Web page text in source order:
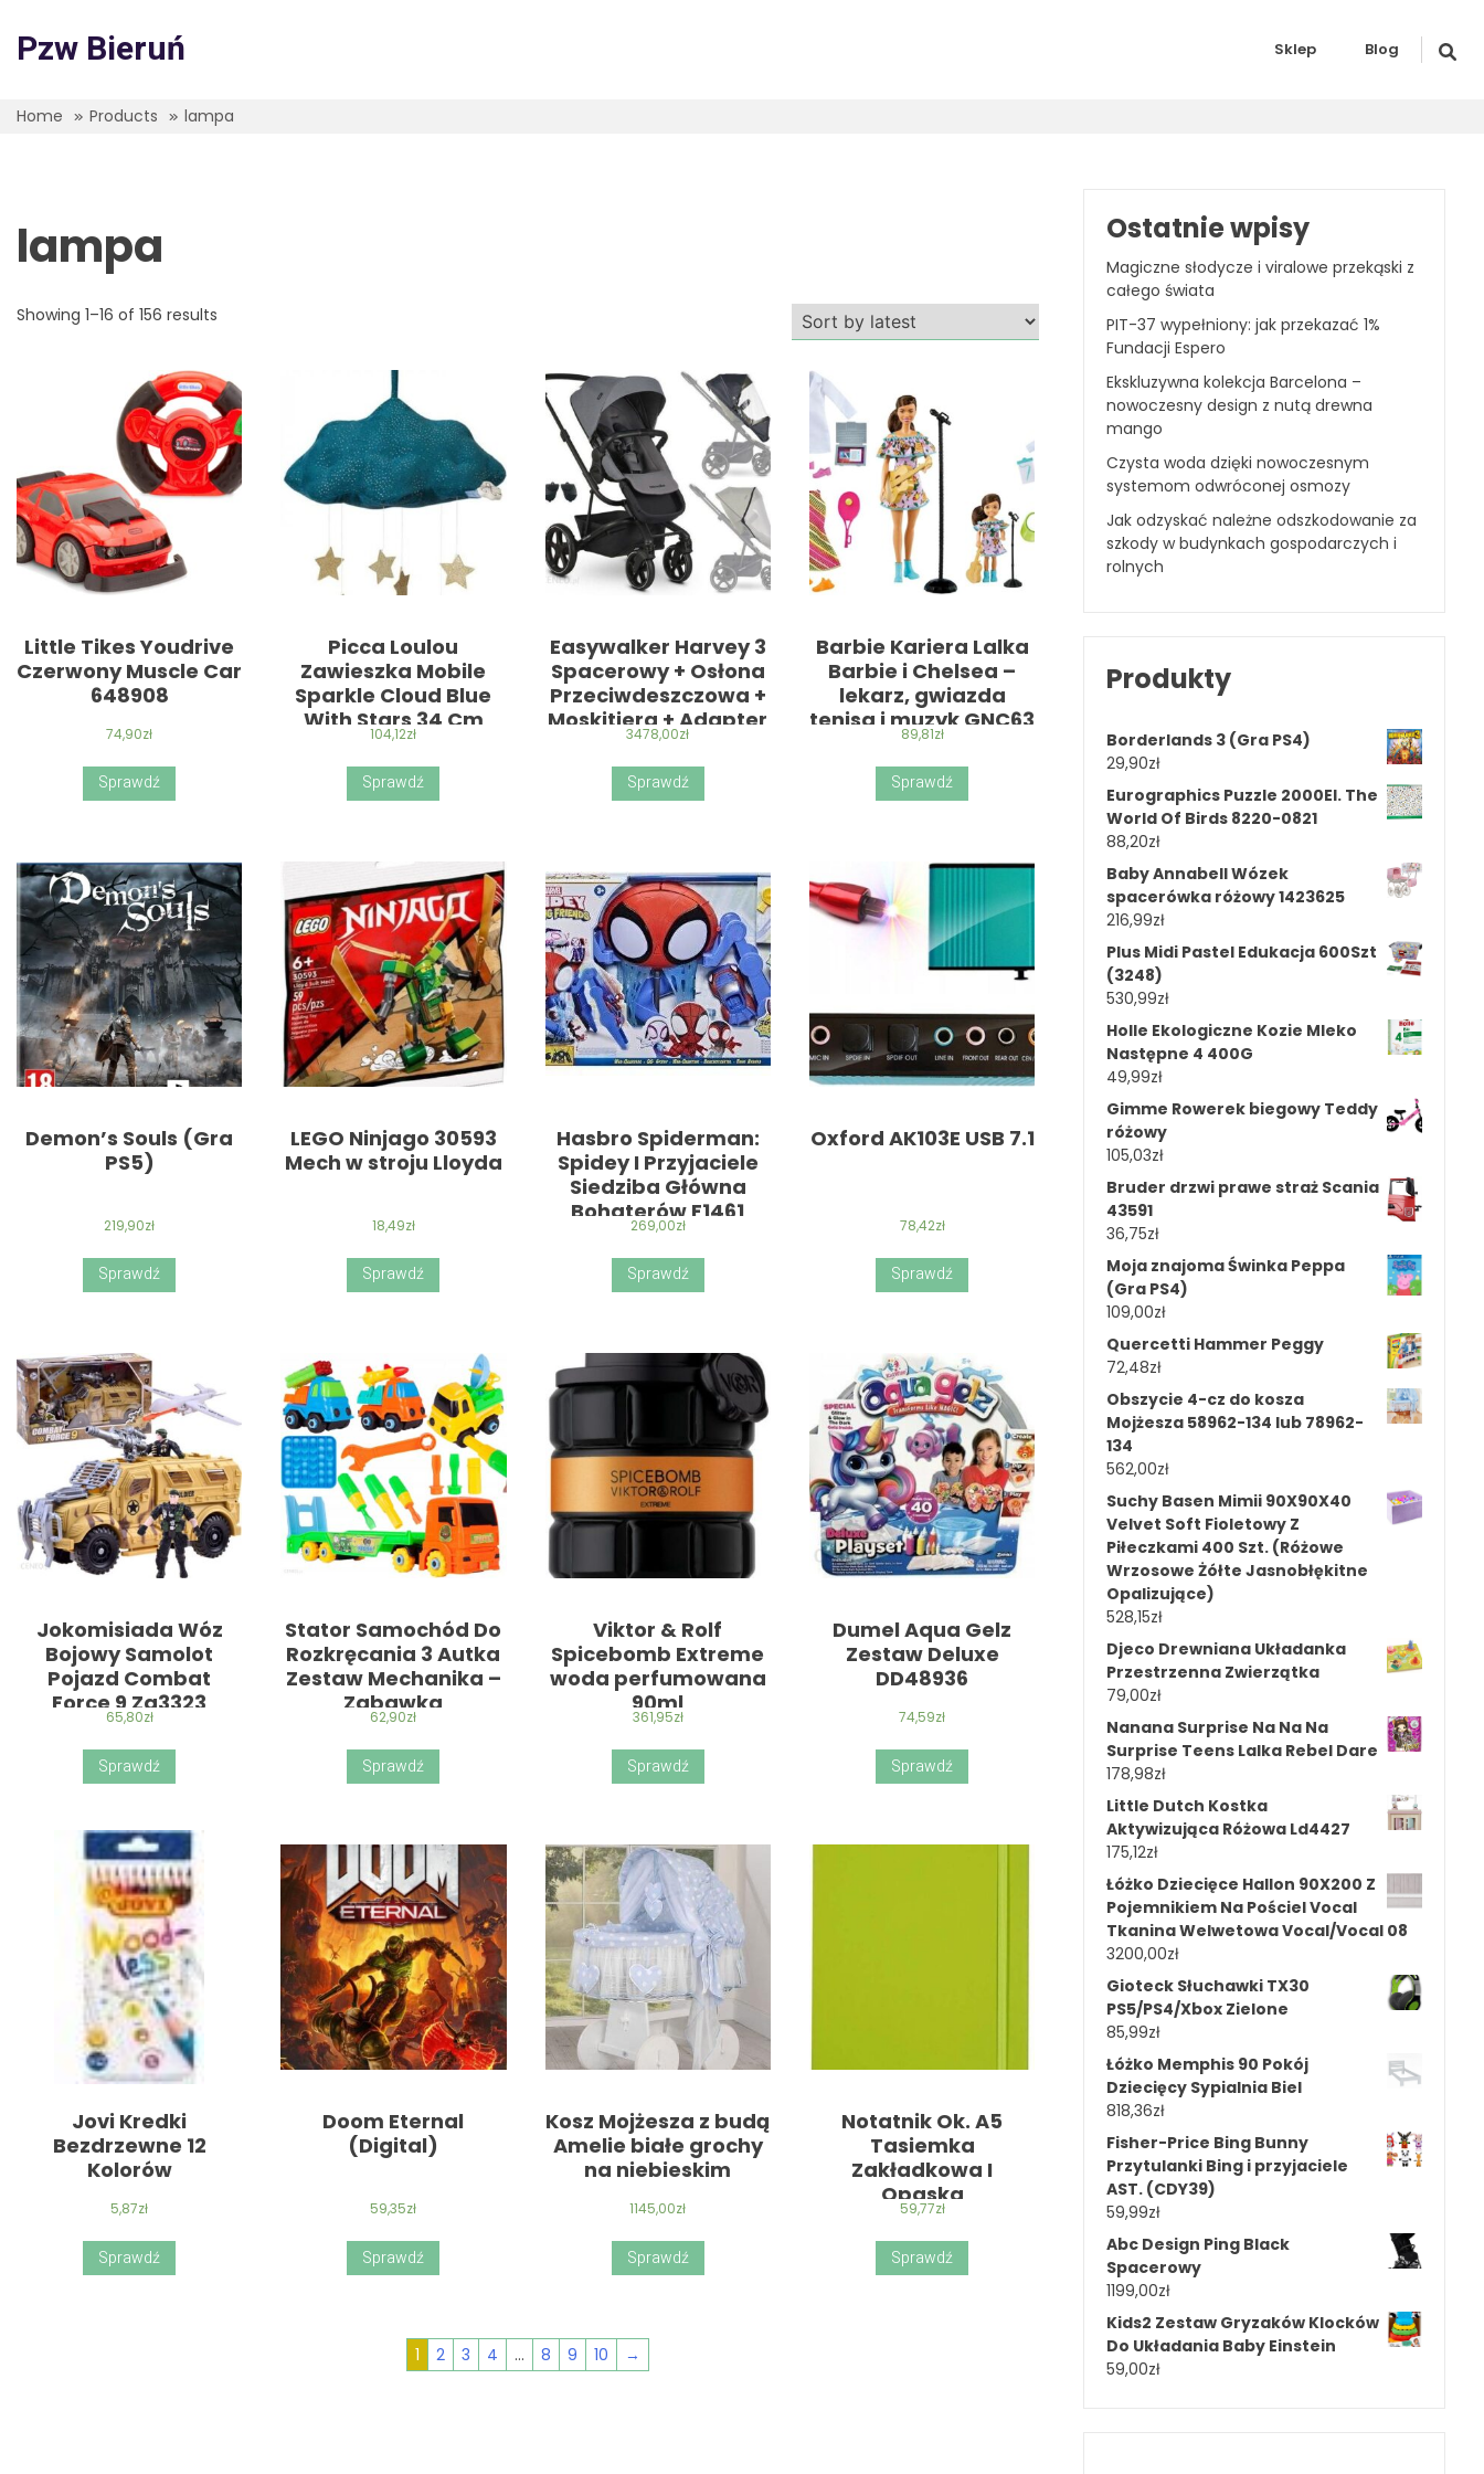
content
Pzw Bieruń Sklep Blog
Home Products lampa
lampa
Showing 1–16 of 156 results
Little Tikes Youdrive
Czerwony Muscle Car
648908
74,90zł
Sprawdź
Picca Loulou
Zawieszka Mobile
Sparkle Cloud Blue
With Stars 34 Cm
104,12zł
Sprawdź
Easywalker Harvey 3
Spacerowy + Osłona
Przeciwdeszczowa +
Moskitiera + Adapter
3478,00zł
Sprawdź
Barbie Kariera Lalka
Barbie i Chelsea –
lekarz, gwiazda
tenisa i muzyk GNC63
89,81zł
Sprawdź
Demon’s Souls (Gra
PS5)
219,90zł
Sprawdź
LEGO Ninjago 30593
Mech w stroju Lloyda
18,49zł
Sprawdź
Hasbro Spiderman:
Spidey I Przyjaciele
Siedziba Główna
Bohaterów F1461
269,00zł
Sprawdź
Oxford AK103E USB 7.1
78,42zł
Sprawdź
Jokomisiada Wóz
Bojowy Samolot
Pojazd Combat
Force 9 Za3323
65,80zł
Sprawdź
Stator Samochód Do
Rozkręcania 3 Autka
Zestaw Mechanika –
Zabawka
62,90zł
Sprawdź
Viktor & Rolf
Spicebomb Extreme
woda perfumowana
90ml
361,95zł
Sprawdź
Dumel Aqua Gelz
Zestaw Deluxe
DD48936
74,59zł
Sprawdź
Jovi Kredki
Bezdrzewne 12
Kolorów
5,87zł
Sprawdź
Doom Eternal
(Digital)
59,35zł
Sprawdź
Kosz Mojżesza z budą
Amelie białe grochy
na niebieskim
1145,00zł
Sprawdź
Notatnik Ok. A5
Tasiemka
Zakładkowa I
Opaska
59,77zł
Sprawdź
1 2 3 4 … 8 9 10 →
Ostatnie wpisy
Magiczne słodycze i viralowe przekąski z
całego świata
PIT-37 wypełniony: jak przekazać 1%
Fundacji Espero
Ekskluzywna kolekcja Barcelona –
nowoczesny design z nutą drewna
mango
Czysta woda dzięki nowoczesnym
systemom odwróconej osmozy
Jak odzyskać należne odszkodowanie za
szkody w budynkach gospodarczych i
rolnych
Produkty
Borderlands 3 (Gra PS4)
29,90zł
Eurographics Puzzle 2000El. The
World Of Birds 8220-0821
88,20zł
Baby Annabell Wózek
spacerówka różowy 1423625
216,99zł
Plus Midi Pastel Edukacja 600Szt
(3248)
530,99zł
Holle Ekologiczne Kozie Mleko
Następne 4 400G
49,99zł
Gimme Rowerek biegowy Teddy
różowy
105,03zł
Bruder drzwi prawe straż Scania
43591
36,75zł
Moja znajoma Świnka Peppa
(Gra PS4)
109,00zł
Quercetti Hammer Peggy
72,48zł
Obszycie 4-cz do kosza
Mojżesza 58962-134 lub 78962-
134
562,00zł
Suchy Basen Mimii 90X90X40
Velvet Soft Fioletowy Z
Piłeczkami 400 Szt. (Różowe
Wrzosowe Żółte Jasnobłękitne
Opalizujące)
528,15zł
Djeco Drewniana Układanka
Przestrzenna Zwierzątka
79,00zł
Nanana Surprise Na Na Na
Surprise Teens Lalka Rebel Dare
178,98zł
Little Dutch Kostka
Aktywizująca Różowa Ld4427
175,12zł
Łóżko Dziecięce Hallon 90X200 Z
Pojemnikiem Na Pościel Vocal
Tkanina Welwetowa Vocal/Vocal 08
3200,00zł
Gioteck Słuchawki TX30
PS5/PS4/Xbox Zielone
85,99zł
Łóżko Memphis 90 Pokój
Dziecięcy Sypialnia Biel
818,36zł
Fisher-Price Bing Bunny
Przytulanki Bing i przyjaciele
AST. (CDY39)
59,99zł
Abc Design Ping Black
Spacerowy
1199,00zł
Kids2 Zestaw Gryzaków Klocków
Do Układania Baby Einstein
59,00zł